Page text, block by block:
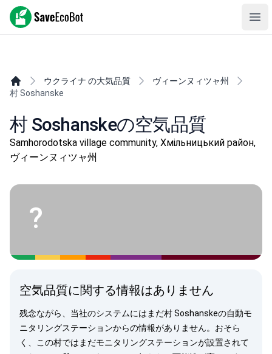
SaveEcoBot
ウクライナ の大気品質
ヴィーンヌィツャ州
村 Soshanske
村 Soshanskeの空気品質
Samhorodotska village community, Хмільницький район,
ヴィーンヌィツャ州
?
空気品質に関する情報はありません
残念ながら、当社のシステムにはまだ村 Soshanskeの自動モ
ニタリングステーションからの情報がありません。おそら
く、この村ではまだモニタリングステーションが設置されて